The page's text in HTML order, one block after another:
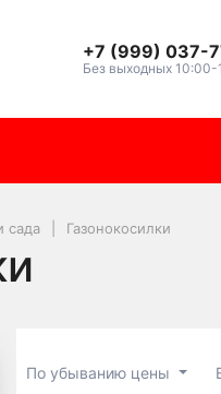
+7 (999) 037-
Без выходных 10:00-
сада Газонокосилки
По убыванию цены